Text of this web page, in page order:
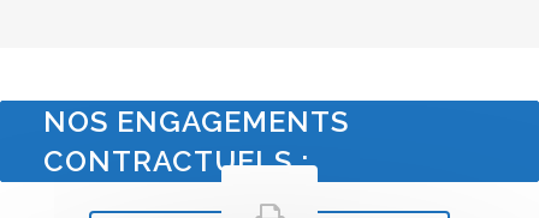
NOS ENGAGEMENTS
CONTRACTUELS :